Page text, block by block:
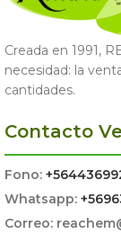
Creada en 1991,
necesidad: la
cantidades.
Contacto
Fono:
Whatsapp:
Correo: